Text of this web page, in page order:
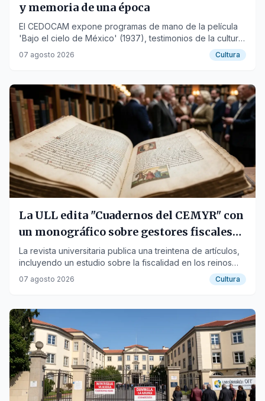
y memoria de una época
El CEDOCAM expone programas de mano de la película
'Bajo el cielo de México' (1937), testimonios de la cultura
visual y el cine de antaño.
07 agosto 2026 Cultura
La ULL edita "Cuadernos del CEMYR" con
un monográfico sobre gestores fiscales
medievales
La revista universitaria publica una treintena de artículos,
incluyendo un estudio sobre la fiscalidad en los reinos
hispanos y un homenaje al medievalista Denis Menjot.
07 agosto 2026 Cultura